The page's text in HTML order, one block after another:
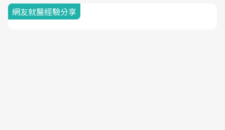
網友就醫經驗分享